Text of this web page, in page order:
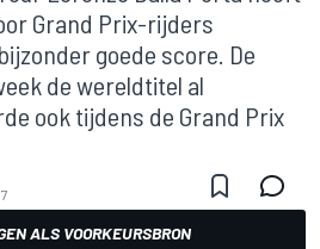
Grand Prix-rijders
goede score. De
de wereldtitel al
ook tijdens de Grand Prix
ALS VOORKEURSBRON